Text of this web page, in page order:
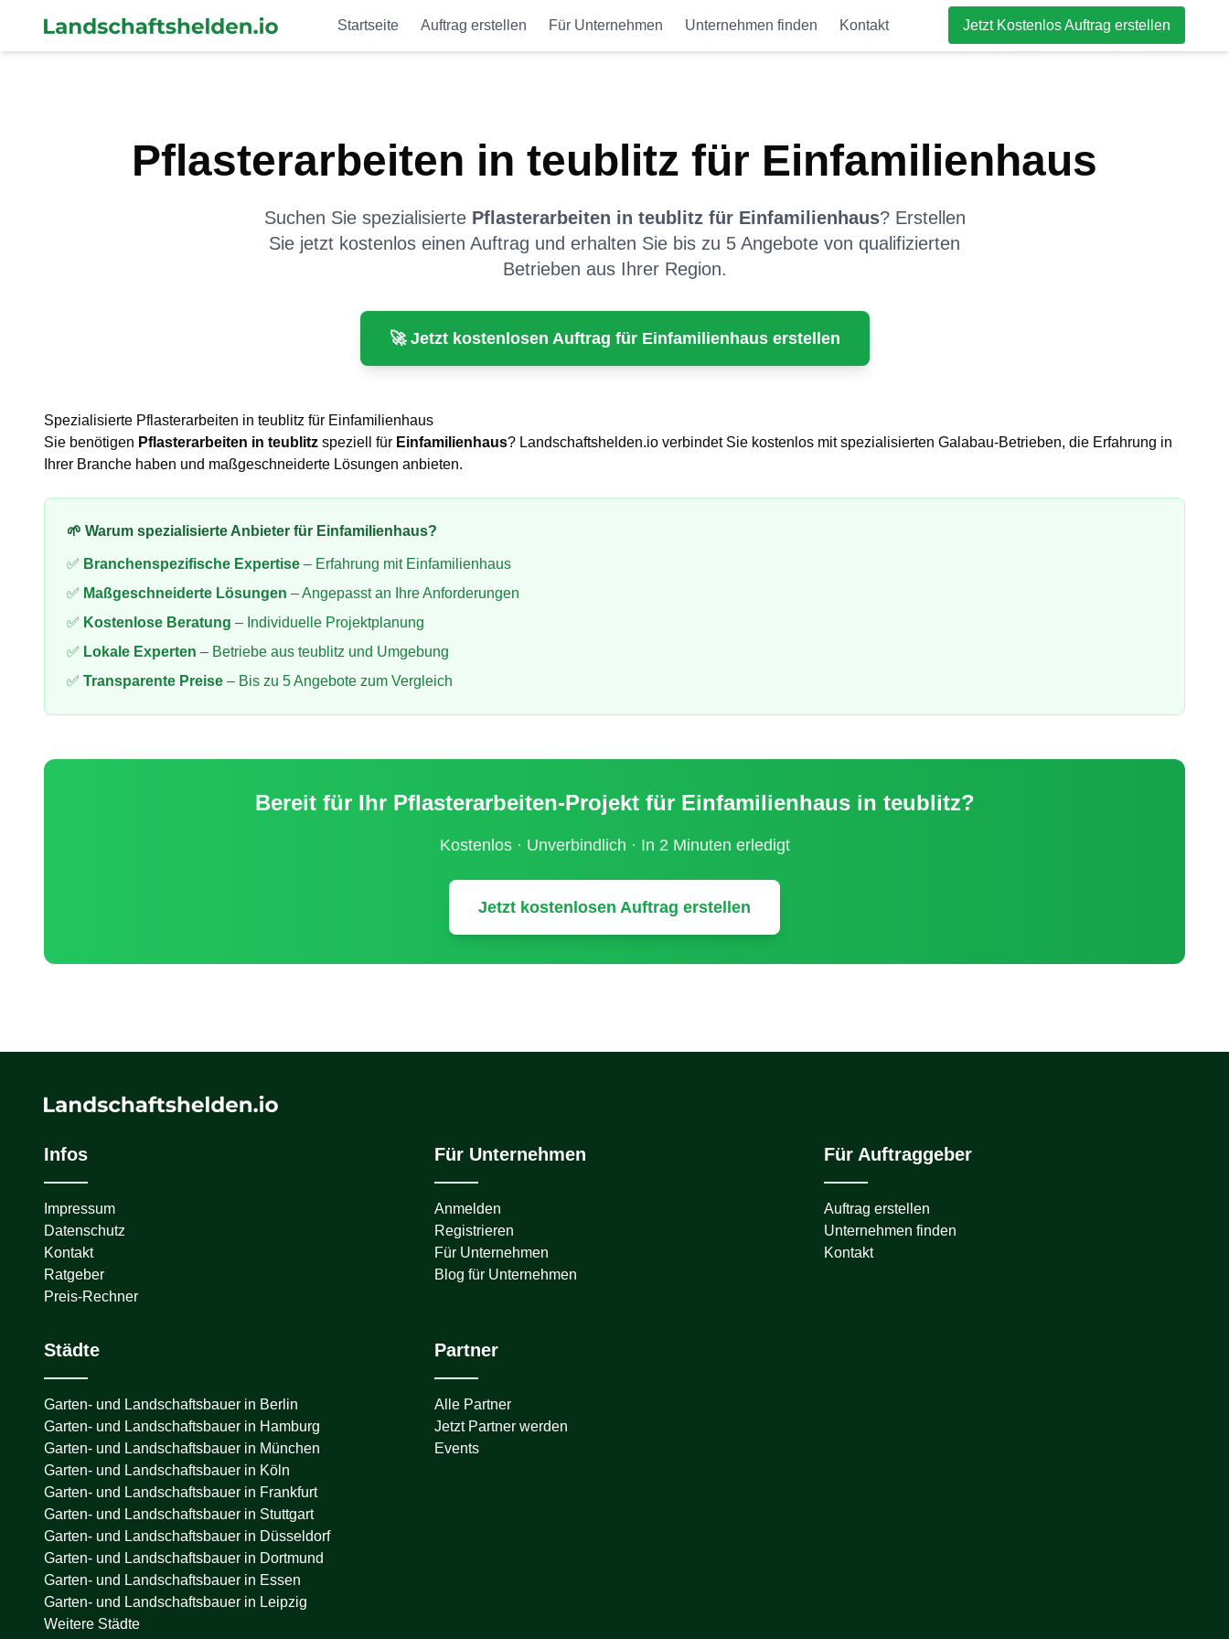
Startseite Auftrag erstellen Für Unternehmen Unternehmen finden Kontakt Jetzt Kostenlos Auftrag erstellen
Pflasterarbeiten in teublitz für Einfamilienhaus
Suchen Sie spezialisierte Pflasterarbeiten in teublitzfür Einfamilienhaus? Erstellen
Sie jetzt kostenlos einen Auftrag und erhalten Sie bis zu 5 Angebote von qualifizierten
Betrieben aus Ihrer Region.
🚀 Jetzt kostenlosen Auftrag für Einfamilienhauserstellen
Spezialisierte Pflasterarbeiten in teublitz für Einfamilienhaus
Sie benötigen Pflasterarbeiten in teublitz speziell für Einfamilienhaus? Landschaftshelden.io verbindet Sie kostenlos mit spezialisierten Galabau-Betrieben, die Erfahrung in
Ihrer Branche haben und maßgeschneiderte Lösungen anbieten.
🌱 Warum spezialisierte Anbieter für Einfamilienhaus?
✅ Branchenspezifische Expertise – Erfahrung mit Einfamilienhaus
✅ Maßgeschneiderte Lösungen – Angepasst an Ihre Anforderungen
✅ Kostenlose Beratung – Individuelle Projektplanung
✅ Lokale Experten – Betriebe aus teublitz und Umgebung
✅ Transparente Preise – Bis zu 5 Angebote zum Vergleich
Bereit für Ihr Pflasterarbeiten-Projekt für Einfamilienhaus in teublitz?
Kostenlos · Unverbindlich · In 2 Minuten erledigt
Jetzt kostenlosen Auftrag erstellen
Infos
Impressum
Datenschutz
Kontakt
Ratgeber
Preis-Rechner
Für Unternehmen
Anmelden
Registrieren
Für Unternehmen
Blog für Unternehmen
Für Auftraggeber
Auftrag erstellen
Unternehmen finden
Kontakt
Städte
Garten- und Landschaftsbauer in Berlin
Garten- und Landschaftsbauer in Hamburg
Garten- und Landschaftsbauer in München
Garten- und Landschaftsbauer in Köln
Garten- und Landschaftsbauer in Frankfurt
Garten- und Landschaftsbauer in Stuttgart
Garten- und Landschaftsbauer in Düsseldorf
Garten- und Landschaftsbauer in Dortmund
Garten- und Landschaftsbauer in Essen
Garten- und Landschaftsbauer in Leipzig
Weitere Städte
Partner
Alle Partner
Jetzt Partner werden
Events